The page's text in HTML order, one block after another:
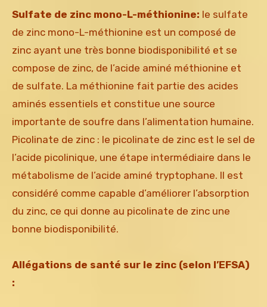
Sulfate de zinc mono-L-méthionine: le sulfate
de zinc mono-L-méthionine est un composé de
zinc ayant une très bonne biodisponibilité et se
compose de zinc, de l’acide aminé méthionine et
de sulfate. La méthionine fait partie des acides
aminés essentiels et constitue une source
importante de soufre dans l’alimentation humaine.
Picolinate de zinc : le picolinate de zinc est le sel de
l’acide picolinique, une étape intermédiaire dans le
métabolisme de l’acide aminé tryptophane. Il est
considéré comme capable d’améliorer l’absorption
du zinc, ce qui donne au picolinate de zinc une
bonne biodisponibilité.
Allégations de santé sur le zinc (selon l’EFSA)
: